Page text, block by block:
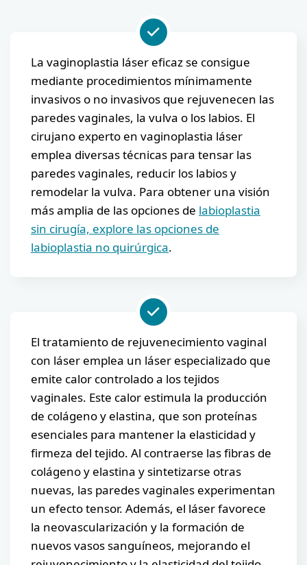
La vaginoplastia láser eficaz se consigue
mediante procedimientos mínimamente
invasivos o no invasivos que rejuvenecen las
paredes vaginales, la vulva o los labios. El
cirujano experto en vaginoplastia láser
emplea diversas técnicas para tensar las
paredes vaginales, reducir los labios y
remodelar la vulva. Para obtener una visión
más amplia de las opciones de labioplastia
sin cirugía, explore las opciones de
labioplastia no quirúrgica.
El tratamiento de rejuvenecimiento vaginal
con láser emplea un láser especializado que
emite calor controlado a los tejidos
vaginales. Este calor estimula la producción
de colágeno y elastina, que son proteínas
esenciales para mantener la elasticidad y
firmeza del tejido. Al contraerse las fibras de
colágeno y elastina y sintetizarse otras
nuevas, las paredes vaginales experimentan
un efecto tensor. Además, el láser favorece
la neovascularización y la formación de
nuevos vasos sanguíneos, mejorando el